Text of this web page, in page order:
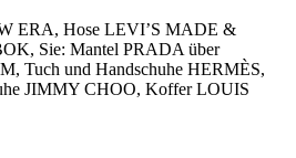
ERA, Hose LEVI’S MADE &
Sie: Mantel PRADA über
Tuch und Handschuhe HERMÈS,
JIMMY CHOO, Koffer LOUIS